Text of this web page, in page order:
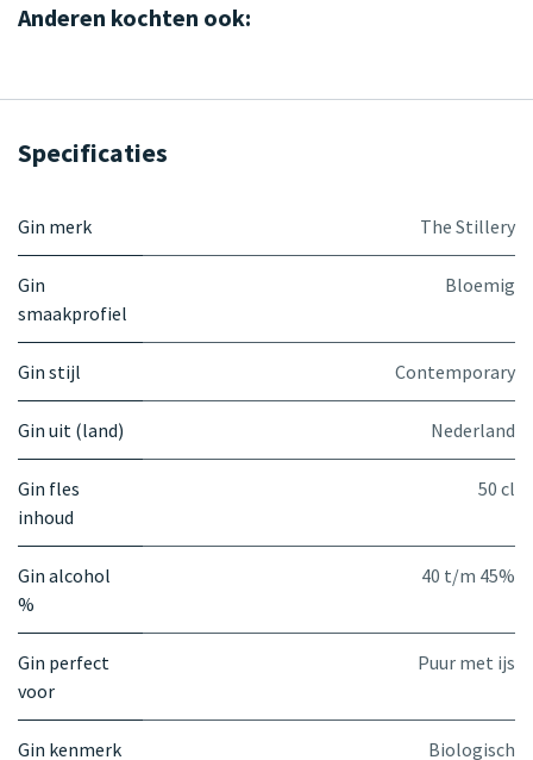
Anderen kochten ook:
Specificaties
Gin merk The Stillery
Gin
smaakprofiel
Bloemig
Gin stijl Contemporary
Gin uit (land) Nederland
Gin fles
inhoud
50 cl
Gin alcohol
%
40 t/m 45%
Gin perfect
voor
Puur met ijs
Gin kenmerk Biologisch